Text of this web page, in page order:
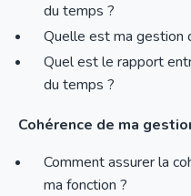
du temps ?
Quelle est ma gestion
Quel est le rapport
du temps ?
Cohérence de ma
Comment assurer la
ma fonction ?